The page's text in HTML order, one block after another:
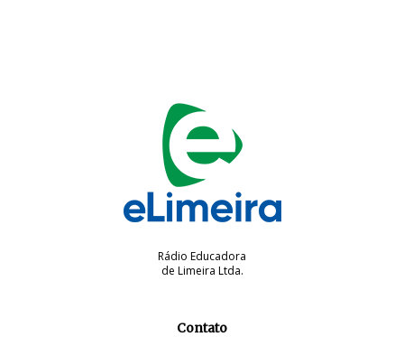
Rádio Educadora
de Limeira Ltda.
Contato